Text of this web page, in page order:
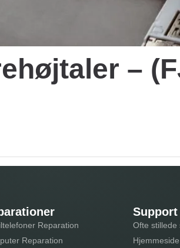
–
Reparation
Reparation
Support
Ofte stillede
Hjemmeside